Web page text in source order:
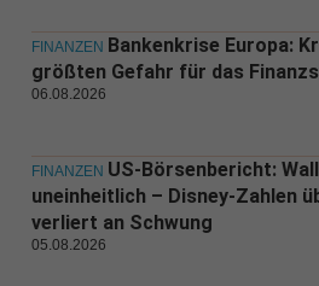
FINANZEN Bankenkrise Europa:
größten Gefahr für das
06.08.2026
FINANZEN US-Börsenbericht:
uneinheitlich – Disney-Zahlen
verliert an Schwung
05.08.2026